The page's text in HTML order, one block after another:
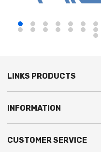
LINKS PRODUCTS
INFORMATION
CUSTOMER SERVICE